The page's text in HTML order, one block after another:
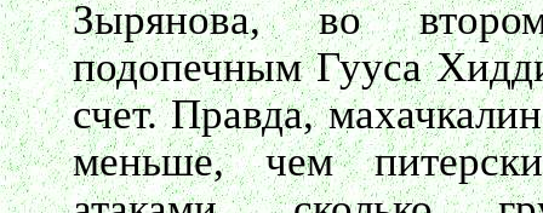
Зырянова, во
подопечным Гууса
счет. Правда,
меньше, чем